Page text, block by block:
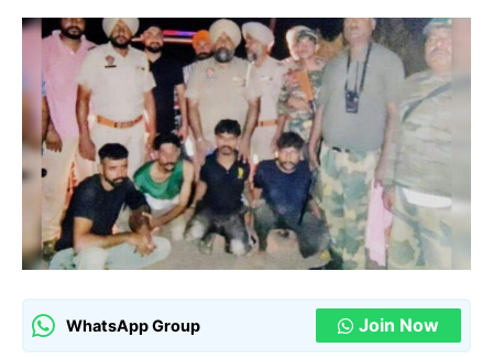
WhatsApp Group Join Now